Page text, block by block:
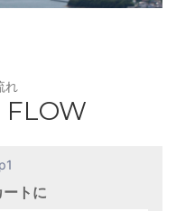
れ
FLOW
トに